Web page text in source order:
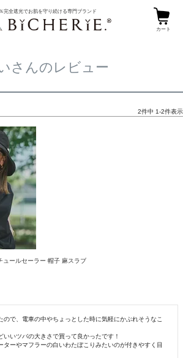
完全遮光でお肌を守り続ける専門ブランド
カート
さんのレビュー
2件中 1-2件表示
ールセーラー 帽子 麻スラブ
ので、電車の中やちょっとした時に気軽にかぶれそうなこ
いツバの大きさで買って良かったです！
ターやマフラーの白いわたぼこりみたいのが付きやすく目